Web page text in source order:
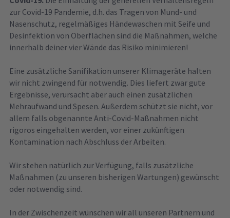
zur Covid-19 Pandemie, d.h. das Tragen von Mund- und
Nasenschutz, regelmäßiges Händewaschen mit Seife und
Desinfektion von Oberflächen sind die Maßnahmen, welche
innerhalb deiner vier Wände das Risiko minimieren!
Eine zusätzliche Sanifikation unserer Klimageräte halten
wir nicht zwingend für notwendig. Dies liefert zwar gute
Ergebnisse, verursacht aber auch einen zusätzlichen
Mehraufwand und Spesen. Außerdem schützt sie nicht, vor
allem falls obgenannte Anti-Covid-Maßnahmen nicht
rigoros eingehalten werden, vor einer zukünftigen
Kontamination nach Abschluss der Arbeiten.
Wir stehen natürlich zur Verfügung, falls zusätzliche
Maßnahmen (zu unseren bisherigen Wartungen) gewünscht
oder notwendig sind.
In der Zwischenzeit wünschen wir all unseren Partnern und